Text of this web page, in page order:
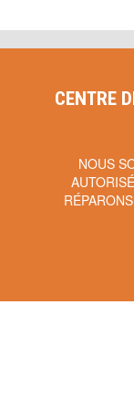
CENTRE
NOUS